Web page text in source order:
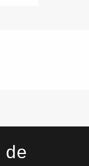
de